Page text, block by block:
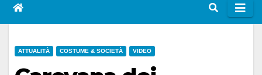
ATTUALITÀ COSTUME & SOCIETÀ VIDEO